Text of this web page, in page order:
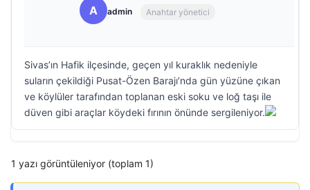
A admin Anahtar yönetici
Sivas’ın Hafik ilçesinde, geçen yıl kuraklık nedeniyle
suların çekildiği Pusat-Özen Barajı’nda gün yüzüne çıkan
ve köylüler tarafından toplanan eski soku ve loğ taşı ile
düven gibi araçlar köydeki fırının önünde sergileniyor.
1 yazı görüntüleniyor (toplam 1)